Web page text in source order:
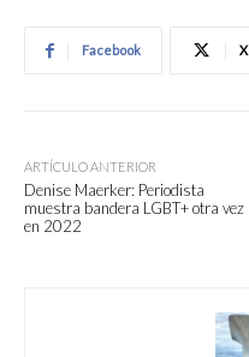
Facebook X
ARTÍCULO ANTERIOR
Denise Maerker: Periodista
muestra bandera LGBT+ otra vez
en 2022